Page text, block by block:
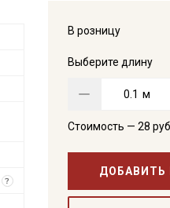
В розницу
Выберите длину
м
Стоимость — 28 руб
ДОБАВИТЬ
?